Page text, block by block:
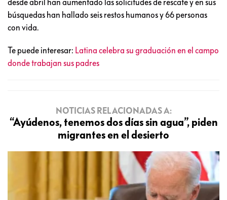
desde abril han aumentado las solicitudes de rescate y en sus
búsquedas han hallado seis restos humanos y 66 personas
con vida.
Te puede interesar: Latina celebra su graduación en el campo
donde trabajan sus padres
NOTICIAS RELACIONADAS A:
“Ayúdenos, tenemos dos días sin agua”, piden
migrantes en el desierto